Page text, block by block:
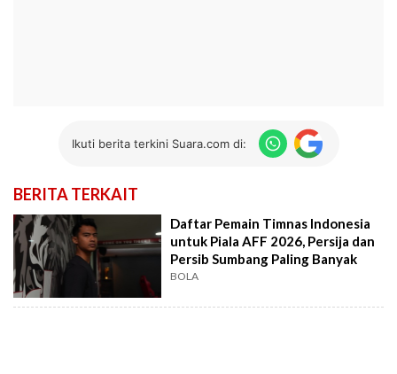
Ikuti berita terkini Suara.com di:
BERITA TERKAIT
Daftar Pemain Timnas Indonesia
untuk Piala AFF 2026, Persija dan
Persib Sumbang Paling Banyak
BOLA